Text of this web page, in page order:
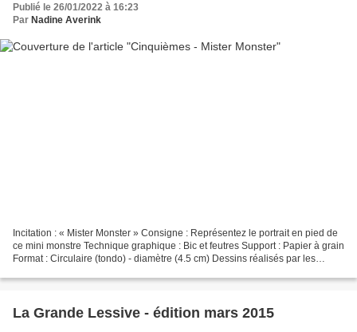
Publié le 26/01/2022 à 16:23
Par Nadine Averink
Incitation : « Mister Monster » Consigne : Représentez le portrait en pied de
ce mini monstre Technique graphique : Bic et feutres Support : Papier à grain
Format : Circulaire (tondo) - diamètre (4.5 cm) Dessins réalisés par les
La Grande Lessive - édition mars 2015